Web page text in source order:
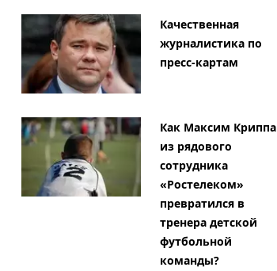
Качественная
журналистика по
пресс-картам
Как Максим Криппа
из рядового
сотрудника
«Ростелеком»
превратился в
тренера детской
футбольной
команды?